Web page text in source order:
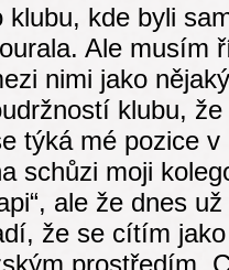
klubu, kde byli
Ale musím
nimi jako
klubu,
týká mé pozice
schůzi moji
ale že dnes
že se cítím
prostředím.